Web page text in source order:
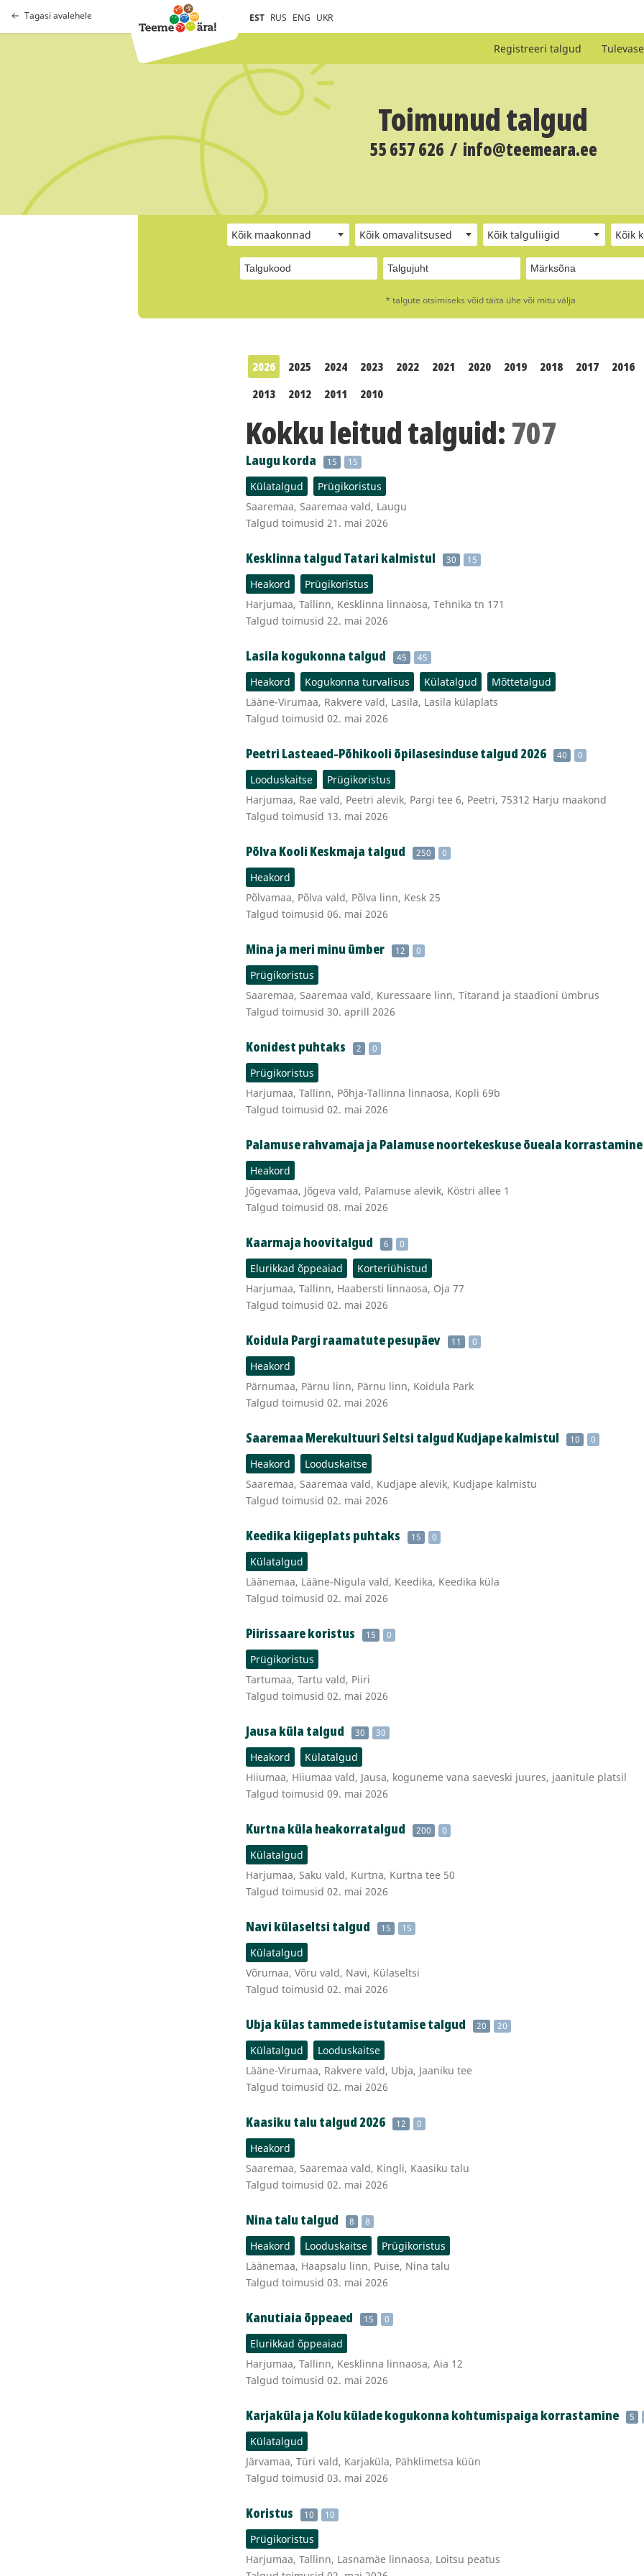
Tagasi avalehele EST RUS ENG UKR
Registreeri talgud
Toimunud talgud
55 657 626 / info@teemeara.ee
Kõik maakonnad Kõik omavalitsused Kõik talguliigid Kõik
* talgute otsimiseks võid täita ühe või mitu välja
2026 2025 2024 2023 2022 2021 2020 2019 2018 2017
2016
2013
2012 2011 2010
Kokku leitud talguid:707
Laugu korda 15 15
Külatalgud
Prügikoristus
Saaremaa, Saaremaa vald, Laugu
Talgud toimusid 21. mai 2026
Kesklinna talgud Tatari kalmistul 30 15
Heakord
Prügikoristus
Harjumaa, Tallinn, Kesklinna linnaosa, Tehnika tn 171
Talgud toimusid 22. mai 2026
Lasila kogukonna talgud 45 45
Heakord Kogukonna turvalisus Külatalgud
Mõttetalgud
Lääne-Virumaa, Rakvere vald, Lasila, Lasila külaplats
Talgud toimusid 02. mai 2026
Peetri Lasteaed-Põhikooli õpilasesinduse talgud 2026 40 0
Looduskaitse
Prügikoristus
Harjumaa, Rae vald, Peetri alevik, Pargi tee 6, Peetri, 75312 Harju maakond
Talgud toimusid 13. mai 2026
Põlva Kooli Keskmaja talgud 250 0
Heakord
Põlvamaa, Põlva vald, Põlva linn, Kesk 25
Talgud toimusid 06. mai 2026
Mina ja meri minu ümber 12 0
Prügikoristus
Saaremaa, Saaremaa vald, Kuressaare linn, Titarand ja staadioni ümbrus
Talgud toimusid 30. aprill 2026
Konidest puhtaks 2 0
Prügikoristus
Harjumaa, Tallinn, Põhja-Tallinna linnaosa, Kopli 69b
Talgud toimusid 02. mai 2026
Palamuse rahvamaja ja Palamuse noortekeskuse õueala korrastamine
Heakord
Jõgevamaa, Jõgeva vald, Palamuse alevik, Köstri allee 1
Talgud toimusid 08. mai 2026
Kaarmaja hoovitalgud 6 0
Elurikkad õppeaiad
Korteriühistud
Harjumaa, Tallinn, Haabersti linnaosa, Oja 77
Talgud toimusid 02. mai 2026
Koidula Pargi raamatute pesupäev 11 0
Heakord
Pärnumaa, Pärnu linn, Pärnu linn, Koidula Park
Talgud toimusid 02. mai 2026
Saaremaa Merekultuuri Seltsi talgud Kudjape kalmistul 10 0
Heakord
Looduskaitse
Saaremaa, Saaremaa vald, Kudjape alevik, Kudjape kalmistu
Talgud toimusid 02. mai 2026
Keedika kiigeplats puhtaks 15 0
Külatalgud
Läänemaa, Lääne-Nigula vald, Keedika, Keedika küla
Talgud toimusid 02. mai 2026
Piirissaare koristus 15 0
Prügikoristus
Tartumaa, Tartu vald, Piiri
Talgud toimusid 02. mai 2026
Jausa küla talgud 30 30
Heakord
Külatalgud
Hiiumaa, Hiiumaa vald, Jausa, koguneme vana saeveski juures, jaanitule platsil
Talgud toimusid 09. mai 2026
Kurtna küla heakorratalgud 200 0
Külatalgud
Harjumaa, Saku vald, Kurtna, Kurtna tee 50
Talgud toimusid 02. mai 2026
Navi külaseltsi talgud 15 15
Külatalgud
Võrumaa, Võru vald, Navi, Külaseltsi
Talgud toimusid 02. mai 2026
Ubja külas tammede istutamise talgud 20 20
Külatalgud
Looduskaitse
Lääne-Virumaa, Rakvere vald, Ubja, Jaaniku tee
Talgud toimusid 02. mai 2026
Kaasiku talu talgud 2026 12 0
Heakord
Saaremaa, Saaremaa vald, Kingli, Kaasiku talu
Talgud toimusid 02. mai 2026
Nina talu talgud 8 8
Heakord Looduskaitse
Prügikoristus
Läänemaa, Haapsalu linn, Puise, Nina talu
Talgud toimusid 03. mai 2026
Kanutiaia õppeaed 15 0
Elurikkad õppeaiad
Harjumaa, Tallinn, Kesklinna linnaosa, Aia 12
Talgud toimusid 02. mai 2026
Karjaküla ja Kolu külade kogukonna kohtumispaiga korrastamine 5
Külatalgud
Järvamaa, Türi vald, Karjaküla, Pähklimetsa küün
Talgud toimusid 03. mai 2026
Koristus 10 10
Prügikoristus
Harjumaa, Tallinn, Lasnamäe linnaosa, Loitsu peatus